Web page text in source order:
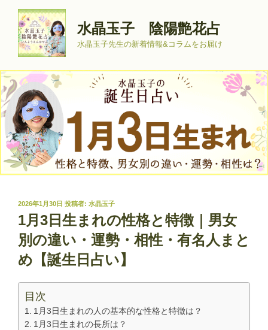
へ
ス
キ
プ
水晶玉子 陰陽艶花占
水晶玉子先生の新着情報&コラムをお届け
投
稿
日:
2026年1月30日 投稿者: 水晶玉子
1月3日生まれの性格と特徴｜男女
別の違い・運勢・相性・有名人まと
め【誕生日占い】
目次
1月3日生まれの人の基本的な性格と特徴は？
1月3日生まれの長所は？